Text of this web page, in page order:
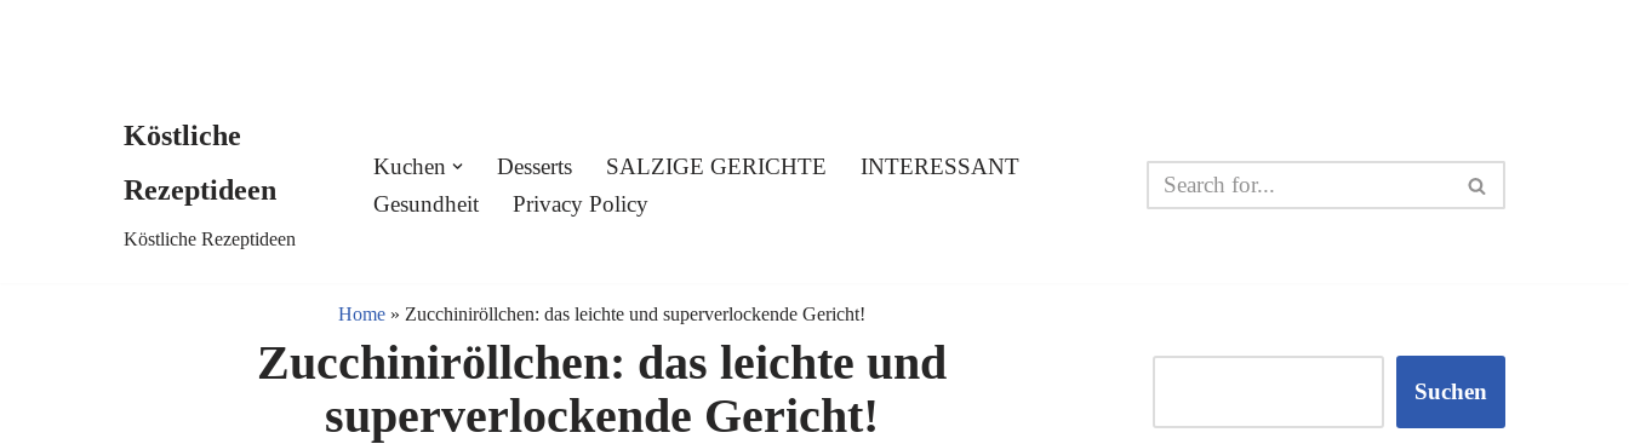
Köstliche
Rezeptideen
Köstliche Rezeptideen
Kuchen Desserts SALZIGE GERICHTE
INTERESSANT
Gesundheit
Privacy Policy
Home » Zucchiniröllchen: das leichte und superverlockende Gericht!
Zucchiniröllchen: das leichte und
superverlockende Gericht!
Suchen